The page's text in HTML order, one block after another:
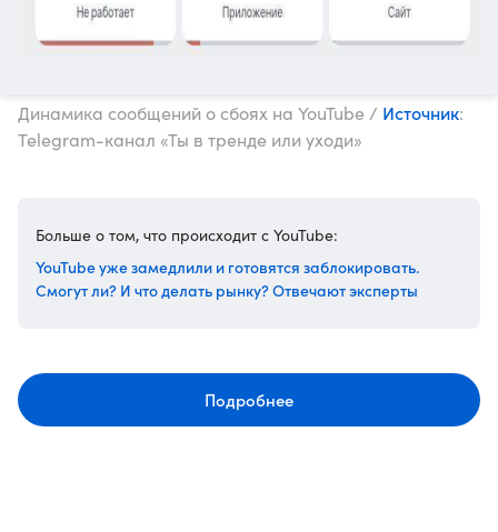
Динамика сообщений о сбоях на YouTube / Источник:
Telegram-канал «Ты в тренде или уходи»
Больше о том, что происходит с YouTube:
YouTube уже замедлили и готовятся заблокировать.
Смогут ли? И что делать рынку? Отвечают эксперты
Подробнее